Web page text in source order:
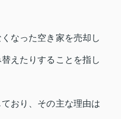
なった空き家を売却し
えたりすることを指し
おり、その主な理由は